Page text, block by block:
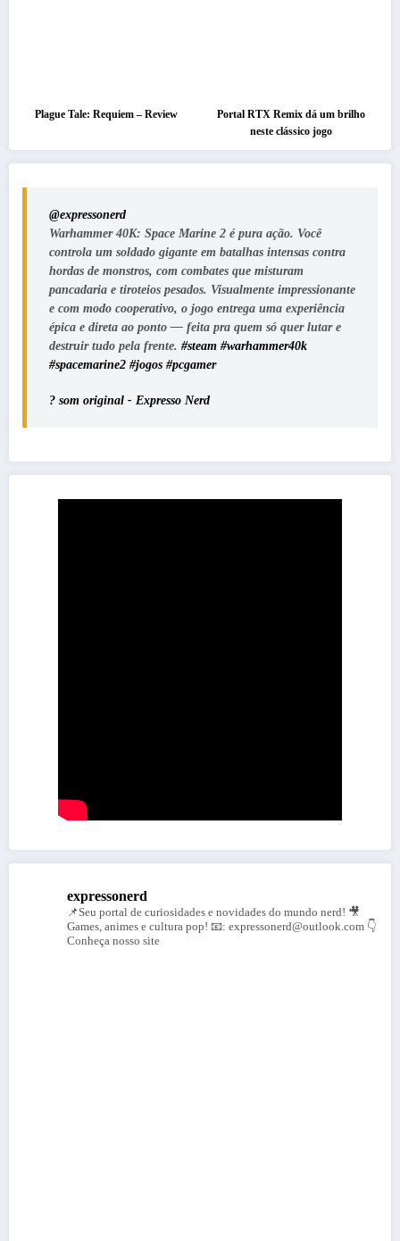
Plague Tale: Requiem – Review
Portal RTX Remix dá um brilho
neste clássico jogo
@expressonerd
Warhammer 40K: Space Marine 2 é pura ação. Você
controla um soldado gigante em batalhas intensas contra
hordas de monstros, com combates que misturam
pancadaria e tiroteios pesados. Visualmente impressionante
e com modo cooperativo, o jogo entrega uma experiência
épica e direta ao ponto — feita pra quem só quer lutar e
destruir tudo pela frente. #steam #warhammer40k
#spacemarine2 #jogos #pcgamer
? som original - Expresso Nerd
expressonerd
📌Seu portal de curiosidades e novidades do mundo nerd! 🎥
Games, animes e cultura pop! 📧: expressonerd@outlook.com 👇
Conheça nosso site